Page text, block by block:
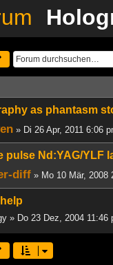
as phantasm
» Di 26 Apr, 2011 6:06
pulse Nd:YAG/YLF
diff » Mo 10 Mär, 2008
help
» Do 23 Dez, 2004 11:46